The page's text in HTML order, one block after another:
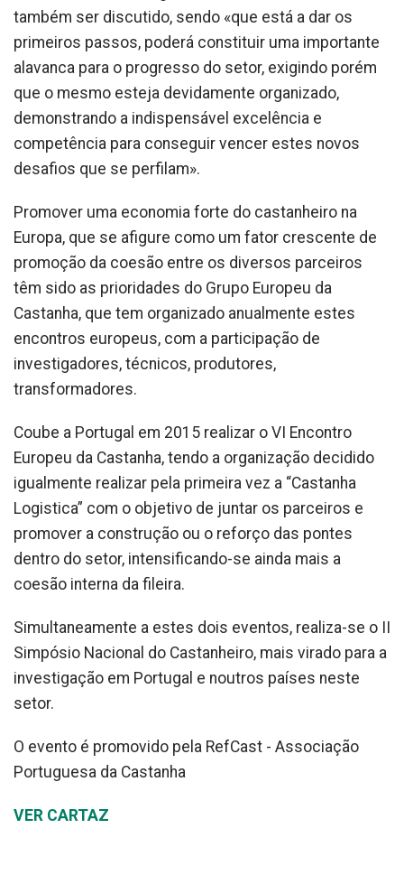
também ser discutido, sendo «que está a dar os
primeiros passos, poderá constituir uma importante
alavanca para o progresso do setor, exigindo porém
que o mesmo esteja devidamente organizado,
demonstrando a indispensável excelência e
competência para conseguir vencer estes novos
desafios que se perfilam».
Promover uma economia forte do castanheiro na
Europa, que se afigure como um fator crescente de
promoção da coesão entre os diversos parceiros
têm sido as prioridades do Grupo Europeu da
Castanha, que tem organizado anualmente estes
encontros europeus, com a participação de
investigadores, técnicos, produtores,
transformadores.
Coube a Portugal em 2015 realizar o VI Encontro
Europeu da Castanha, tendo a organização decidido
igualmente realizar pela primeira vez a “Castanha
Logistica” com o objetivo de juntar os parceiros e
promover a construção ou o reforço das pontes
dentro do setor, intensificando-se ainda mais a
coesão interna da fileira.
Simultaneamente a estes dois eventos, realiza-se o II
Simpósio Nacional do Castanheiro, mais virado para a
investigação em Portugal e noutros países neste
setor.
O evento é promovido pela RefCast - Associação
Portuguesa da Castanha
VER CARTAZ